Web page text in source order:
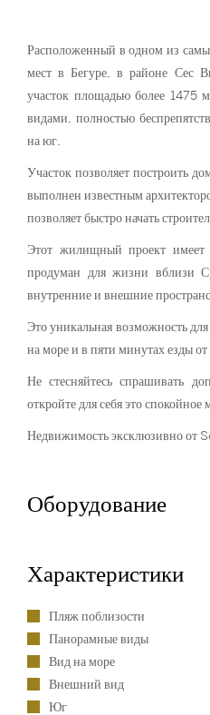
Расположенный в одном из
мест в Бегуре, в районе Сес
участок площадью более 1475
видами, полностью
на юг.
Участок позволяет построить
выполнен известным
позволяет быстро начать
Этот жилищный проект имеет
продуман для жизни вблизи
внутренние и внешние
Это уникальная возможность
на море и в пяти минутах езды от
Не стесняйтесь спрашивать
откройте для себя это спокойное
Недвижимость эксклюзивно от
Оборудование
Характеристики
Пляж поблизости
Панорамные виды
Вид на море
Внешний вид
Юг